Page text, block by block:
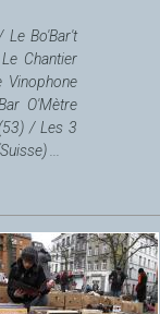
Le Bo'Bar't
Chantier
O'Mètre
/ Les 3
...